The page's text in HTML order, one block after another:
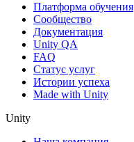
Платформа обучения
Сообщество
Документация
Unity QA
FAQ
Статус услуг
Истории успеха
Made with Unity
Unity